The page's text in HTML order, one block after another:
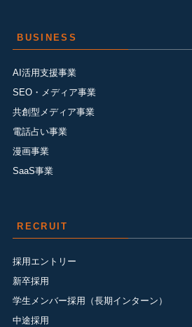
BUSINESS
AI活用支援事業
SEO・メディア事業
共創型メディア事業
電話占い事業
漫画事業
SaaS事業
RECRUIT
採用エントリー
新卒採用
学生メンバー採用（長期インターン）
中途採用